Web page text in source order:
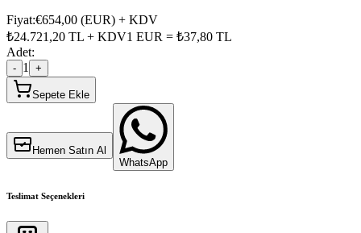
Fiyat:€654,00 (EUR) + KDV
₺24.721,20 TL + KDV1 EUR = ₺37,80 TL
Adet:
- 1 +
Sepete Ekle
Hemen Satın Al
WhatsApp
Teslimat Seçenekleri